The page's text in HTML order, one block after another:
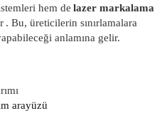
hem de lazer markalama
. Bu, üreticilerin sınırlamalara
anlamına gelir.
arayüzü